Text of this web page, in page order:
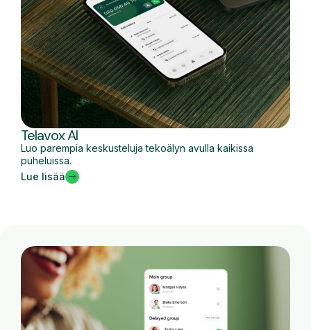
Telavox AI
Luo parempia keskusteluja tekoälyn avulla kaikissa
puheluissa.
Lue lisää